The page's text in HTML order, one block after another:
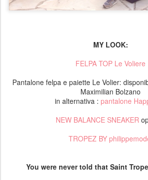
MY LOOK:
FELPA TOP Le Voliere
Pantalone felpa e paiette Le Volier:
Maximilian Bolzano
in alternativa : pantalone
NEW BALANCE SNEAKER
TROPEZ BY
You were never told that Saint